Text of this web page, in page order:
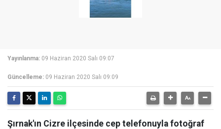
Yayınlanma: 09 Haziran 2020 Salı 09:07
Güncelleme: 09 Haziran 2020 Salı 09:09
Şırnak'ın Cizre ilçesinde cep telefonuyla fotoğraf